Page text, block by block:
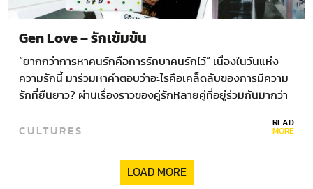
Gen Love – รักเข้มข้น
“ยากกว่าการหาคนรักคือการรักษาคนรักไว้” เนื่องในวันแห่ง
ความรักนี้ มาร่วมหาคำตอบว่าอะไรคือเคล็ดลับของการมีความ
รักที่ยืนยาว? ผ่านเรื่องราวของคู่รักหลายคู่ที่อยู่ร่วมกันมากว่า
CULTURES READ
MORE
LOAD MORE